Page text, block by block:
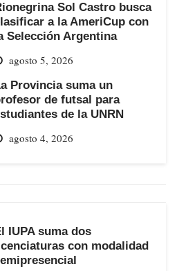
Sol Castro busca
a la AmeriCup con
Selección Argentina
agosto 5, 2026
Provincia suma un
de futsal para
de la UNRN
agosto 4, 2026
IUPA suma dos
con modalidad